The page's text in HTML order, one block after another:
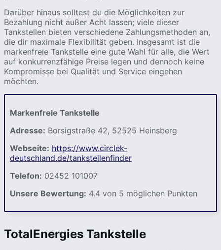
Darüber hinaus solltest du die Möglichkeiten zur
Bezahlung nicht außer Acht lassen; viele dieser
Tankstellen bieten verschiedene Zahlungsmethoden an,
die dir maximale Flexibilität geben. Insgesamt ist die
markenfreie Tankstelle eine gute Wahl für alle, die Wert
auf konkurrenzfähige Preise legen und dennoch keine
Kompromisse bei Qualität und Service eingehen
möchten.
Markenfreie Tankstelle
Adresse: Borsigstraße 42, 52525 Heinsberg
Webseite: https://www.circlek-
deutschland.de/tankstellenfinder
Telefon: 02452 101007
Unsere Bewertung: 4.4 von 5 möglichen Punkten
TotalEnergies Tankstelle